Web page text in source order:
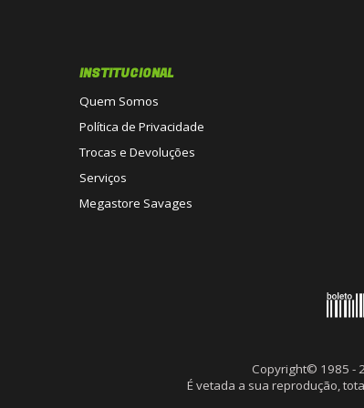
INSTITUCIONAL
Quem Somos
Política de Privacidade
Trocas e Devoluções
Serviços
Megastore Savages
Copyright© 1985 -
É vetada a sua reprodução,